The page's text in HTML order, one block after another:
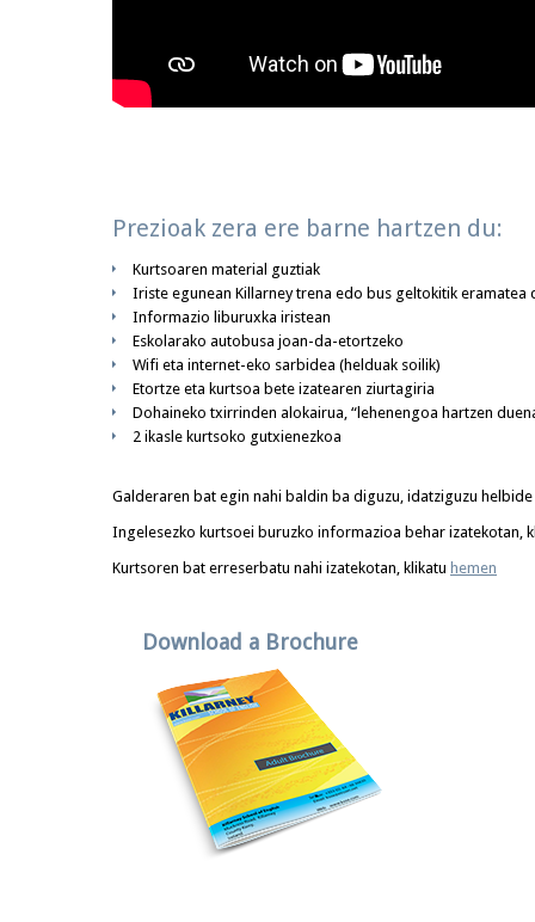
Prezioak zera ere barne hartzen du:
Kurtsoaren material guztiak
Iriste egunean Killarney trena edo bus geltokitik eramatea
Informazio liburuxka iristean
Eskolarako autobusa joan-da-etortzeko
Wifi eta internet-eko sarbidea (helduak soilik)
Etortze eta kurtsoa bete izatearen ziurtagiria
Dohaineko txirrinden alokairua, “lehenengoa hartzen
2 ikasle kurtsoko gutxienezkoa
Galderaren bat egin nahi baldin ba diguzu, idatziguzu
Ingelesezko kurtsoei buruzko informazioa behar izatekotan,
Kurtsoren bat erreserbatu nahi izatekotan, klikatu hemen
Download a Brochure